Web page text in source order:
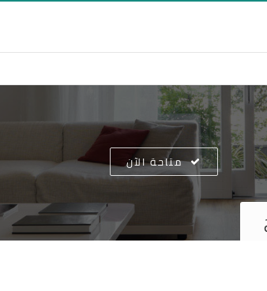
متاحة الآن